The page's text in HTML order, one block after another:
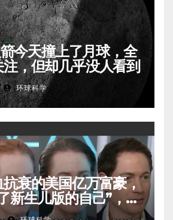
今天撞上了月球，全
，但却几乎没人看到
环球科学
衰的美国亿万富豪，
新生儿版的自己”，真